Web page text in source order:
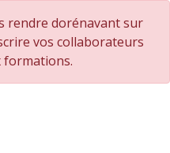
rendre dorénavant sur
vos collaborateurs
formations.